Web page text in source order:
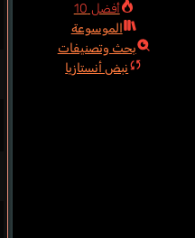
أفضل 10
الموسوعة
بحث وتصنيفات
نبض أنستازيا